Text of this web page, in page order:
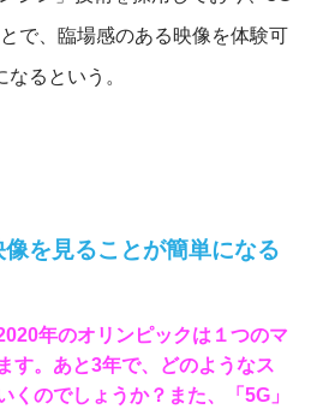
で、臨場感のある映像を体験可
なるという。
像を見ることが簡単になる
年のオリンピックは１つのマ
す。あと3年で、どのようなス
くのでしょうか？また、「5G」